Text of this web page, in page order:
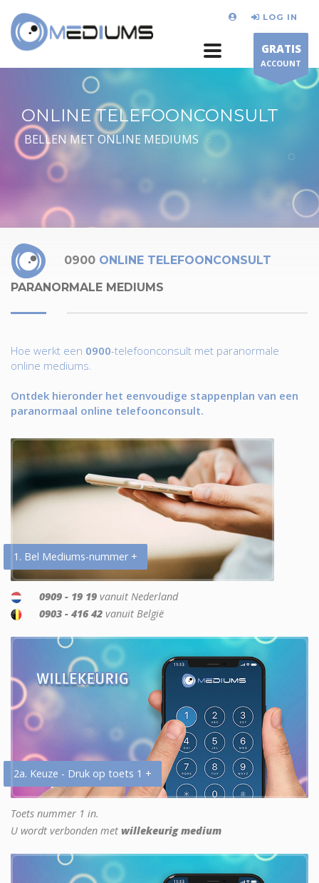
LOG IN
GRATIS
ACCOUNT
ONLINE TELEFOONCONSULT
BELLEN MET ONLINE MEDIUMS
0900 ONLINE TELEFOONCONSULT
PARANORMALE MEDIUMS
Hoe werkt een 0900-telefoonconsult met paranormale
online mediums.
Ontdek hieronder het eenvoudige stappenplan van een
paranormaal online telefoonconsult.
1. Bel Mediums-nummer +
0909 - 19 19 vanuit Nederland
0903 - 416 42 vanuit België
2a. Keuze - Druk op toets 1 +
Toets nummer 1 in.
U wordt verbonden met willekeurig medium